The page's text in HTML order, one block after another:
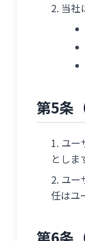
当社
第5条
ユー
としま
ユー
任はユ